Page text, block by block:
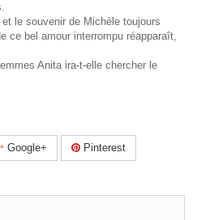
le souvenir de Michèle toujours
ce bel amour interrompu réapparaît,
Anita ira-t-elle chercher le
Google+ Pinterest